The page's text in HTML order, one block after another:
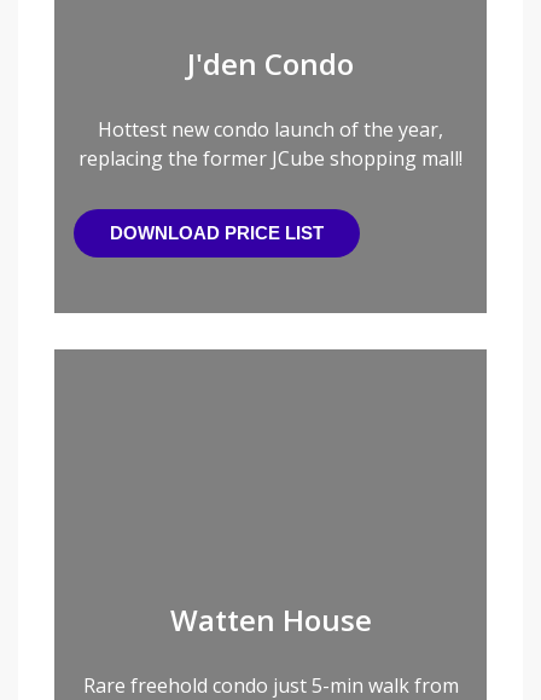
J'den Condo
Hottest new condo launch of the year,
replacing the former JCube shopping mall!
DOWNLOAD PRICE LIST
Watten House
Rare freehold condo just 5-min walk from